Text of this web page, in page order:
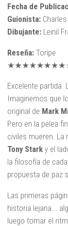
Fecha de
Guionista:
Dibujante: Leinil
Reseña: Toripe
Excelente partida.
Imaginemos que
original de Mark
Pero en la pelea
civiles mueren. La
Tony Stark y el
la filosofía de
propuesta de paz
Las primeras
historia lejana...
luego tomar el